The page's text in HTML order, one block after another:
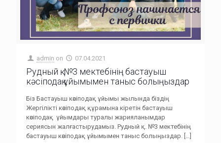
admin on 07.04.2021
Рудный қ. №3 мектебінің бастауыш
кәсіподақ ұйымымен таныс болыңыздар
Біз Бастауыш кәсіподақ ұйымы жылында біздің
Жергілікті кәсіподақ құрамына кіретін бастауыш
кәсіподақ ұйымдары туралы жарияланымдар
сериясын жалғастырудамыз. Рудный қ. №3 мектебінің
бастауыш кәсіподақ ұйымымен таныс болыңыздар. […]